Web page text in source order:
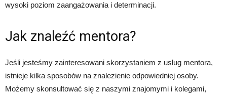
wysoki poziom zaangażowania i determinacji.
Jak znaleźć mentora?
Jeśli jesteśmy zainteresowani skorzystaniem z usług mentora,
istnieje kilka sposobów na znalezienie odpowiedniej osoby.
Możemy skonsultować się z naszymi znajomymi i kolegami,